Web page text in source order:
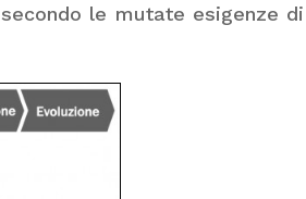
le mutate esigenze di